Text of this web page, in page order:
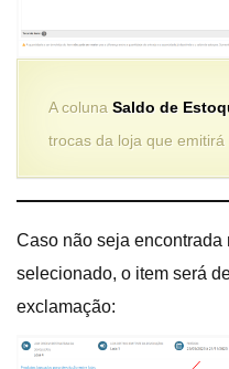
A coluna Saldo de
trocas da loja que emitirá
Caso não seja
selecionado, o item será
exclamação: